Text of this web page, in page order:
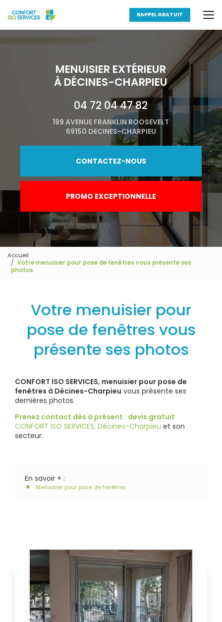
au
principal
RAPPEL GRATUIT
MENUISIER EXTÉRIEUR
À DÉCINES-CHARPIEU
04 72 04 47 82
199 AVENUE FRANKLIN ROOSEVELT
69150 DECINES-CHARPIEU
CONTACTEZ-NOUS
PROMO EXCEPTIONNELLE
Accueil
Votre menuisier pour pose de fenêtres vous présente ses
photos
Votre menuisier pour
pose de fenêtres vous
présente ses photos
CONFORT ISO SERVICES, menuisier pour pose de
fenêtres à Décines-Charpieu vous présente ses
dernières photos.
Prenez contact dès à présent : devis gratuit
CONFORT ISO SERVICES, Décines-Charpieu et son
secteur.
En savoir + :
Menuisier pour pose de fenêtres